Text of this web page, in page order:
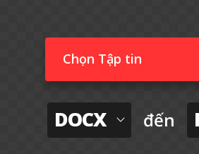
Chọn Tập tin
DOCX đến